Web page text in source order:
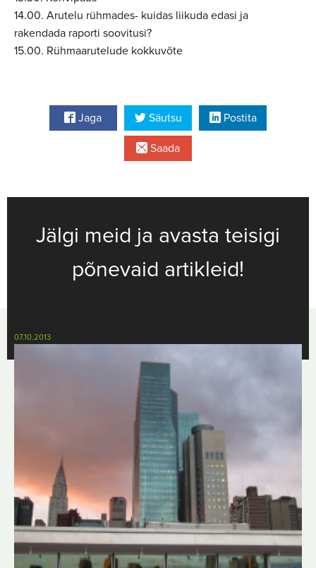
14.00. Arutelu rühmades- kuidas liikuda edasi ja
rakendada raporti soovitusi?
15.00. Rühmaarutelude kokkuvõte
Jaga Säutsu Postita
Saada
Jälgi meid ja avasta teisigi
põnevaid artikleid!
07.10.2013